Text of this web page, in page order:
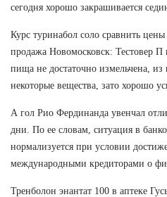
сегодня хорошо закрашивается
Курс туринабол соло сравнить
продажа Новомосковск: Тестовер П
пища не достаточно измельчена, из
некоторые вещества, зато хорошо
А гол Рио Фердинанда увенчал
дни. По ее словам, ситуация в
нормализуется при условии
международными кредиторами о
Тренболон энантат 100 в аптеке